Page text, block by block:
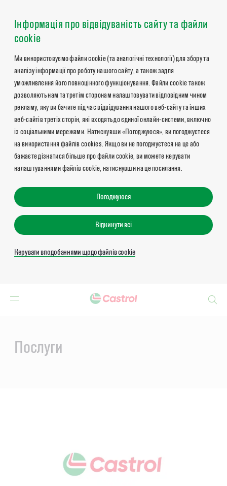
Інформація про відвідуваність сайту та файли
cookie
Ми використовуємо файли cookie (та аналогічні технології) для збору та
аналізу інформації про роботу нашого сайту, а також задля
уможливлення його повноцінного функціонування. Файли cookie також
дозволяють нам та третім сторонам налаштовувати відповідним чином
рекламу, яку ви бачите під час відвідування нашого веб-сайту та інших
веб-сайтів третіх сторін, які входять до єдиної онлайн-системи, включно
із соціальними мережами. Натиснувши «Погоджуюся», ви погоджуєтеся
на використання файлів cookies. Якщо ви не погоджуєтеся на це або
бажаєте дізнатися більше про файли cookie, ви можете керувати
налаштуваннями файлів cookie, натиснувши на це посилання.
Погоджуюся
Відкинути всі
Керувати вподобаннями щодо файлів cookie
Послуги